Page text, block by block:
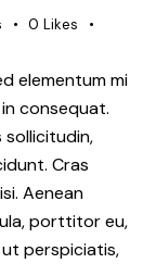
0 Likes
elementum mi
consequat.
sollicitudin,
Cras
Aenean
porttitor eu,
perspiciatis,